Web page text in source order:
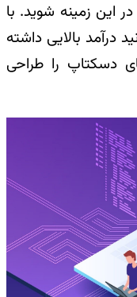
این زمینه شوید. با
درآمد بالایی داشته
دسکتاپ را طراحی